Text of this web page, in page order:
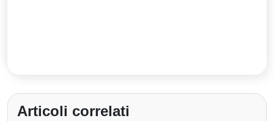
Articoli correlati